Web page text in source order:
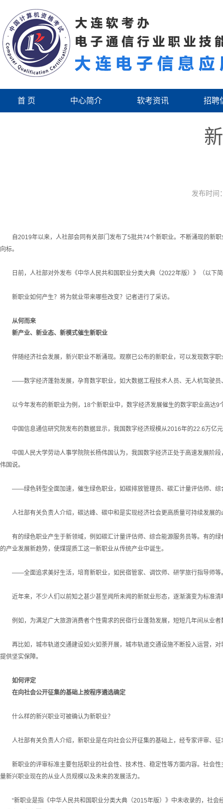
首 页 中心简介 软考资讯 招聘
发布时间
自2019年以来，人社部会同有关部门发布了5批共74个新职业。不断涌现的新职
向标。
日前，人社部对外发布《中华人民共和国职业分类大典（2022年版）》（以下简
新职业如何产生？将为就业带来哪些改变？记者进行了采访。
从何而来
新产业、新业态、新模式催生新职业
伴随经济社会发展，新兴职业不断涌现。观察已公布的新职业，可以发现数字职
——数字经济蓬勃发展，孕育数字职业，如大数据工程技术人员、无人机驾驶员
以今年发布的新职业为例，18个新职业中，数字经济发展催生的数字职业高达9
中国信息通信研究院发布的数据显示，我国数字经济规模从2016年的22.6万亿
中国人民大学劳动人事学院院长杨伟国认为，我国数字经济正处于高速发展阶段
伟国说。
——绿色转型全面加速，催生绿色职业，如碳排放管理员、碳汇计量评估师、综
人社部有关负责人介绍，碳达峰、碳中和是实现经济社会更高质量可持续发展的
有的绿色职业产生于新领域，例如碳汇计量评估师、综合能源服务员等。有的绿
的产业发展新趋势，使煤提质工这一新职业从传统产业中诞生。
——全面追求美好生活，培育新职业，如民宿管家、调饮师、研学旅行指导师等
近年来，不少人们以前知之甚少甚至闻所未闻的新就业形态，逐渐演变为标准清
例如，为满足广大旅游消费者个性需求的民宿行业蓬勃发展，短短几年间从业者
再比如，城市轨道交通建设如火如荼开展，城市轨道交通设施不断投入运营，对
提供坚实保障。
如何评定
在向社会公开征集的基础上按程序遴选确定
什么样的新兴职业可被确认为新职业？
人社部有关负责人介绍，新职业是在向社会公开征集的基础上，经专家评审、征
新职业的评审标准主要包括职业的社会性、技术性、稳定性等方面内容。社会性
量新兴职业现在的从业人员规模以及未来的发展活力。
“新职业是指《中华人民共和国职业分类大典（2015年版）》中未收录的，社会